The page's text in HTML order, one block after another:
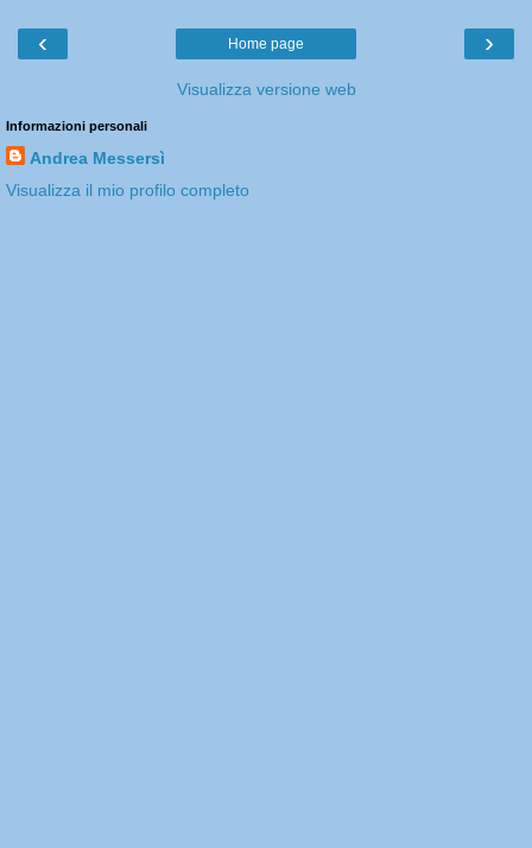
‹ ›
Home page
Visualizza versione web
Informazioni personali
Andrea Messersì
Visualizza il mio profilo completo